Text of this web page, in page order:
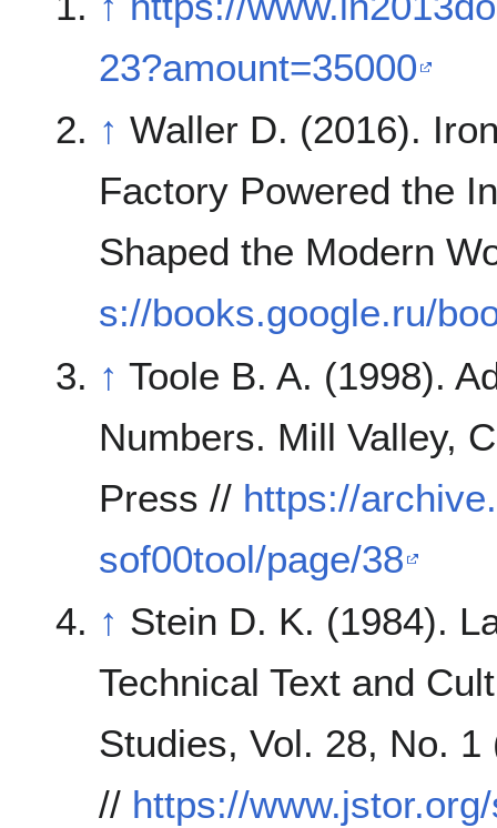
23?amount=35000
↑ Waller D. (2016).
Factory Powered the
Shaped the Modern
s://books.google.ru/
↑ Toole B. A. (1998).
Numbers. Mill Valley,
Press // https://
sof00tool/page/38
↑ Stein D. K. (1984).
Technical Text and
Studies, Vol. 28, No.
// https://